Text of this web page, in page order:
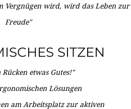
Vergnügen wird, wird das Leben zur
Freude"
SITZEN
Rücken etwas Gutes!"
Lösungen
am Arbeitsplatz zur aktiven